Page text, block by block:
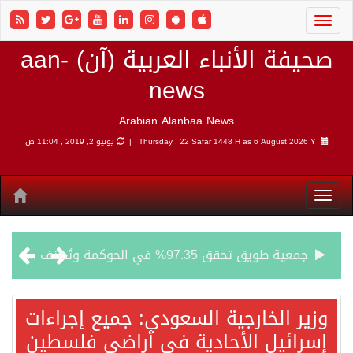
صحيفة الأنباء العربية (آن) aan-
news
Arabian Alanbaa News
Thursday , 22 Safar 1448 H as6 August 2026 Y | يونيو 2, 2019 , 11:04 ص
جمعية طويق تحقق 97.35% في الحوكمة وتُصنف ضمن الكيانات متناهية الكبر وتحصد شهادة الآيزو للعام الثالث على التوالي
“الفرصة الأخيرة”.. ترامب: المحادثات مع إيران جارية الآن
وزير الخارجية السعودي: جميع إجراءات
إسرائيل الأحادية في أراضي فلسطين